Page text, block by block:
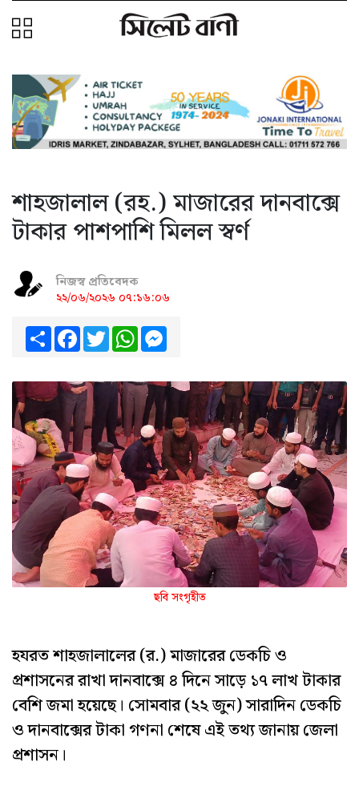
শাহজালাল (রহ.) মাজারের দানবাক্সে
টাকার পাশপাশি মিলল স্বর্ণ
নিজস্ব প্রতিবেদক
২২/০৬/২০২৬ ০৭:১৬:০৬
ShareFacebook
TwitterWhatsApp
ছবি সংগৃহীত
হযরত শাহজালালের (র.) মাজারের ডেকচি ও
প্রশাসনের রাখা দানবাক্সে ৪ দিনে সাড়ে ১৭ লাখ টাকার
বেশি জমা হয়েছে। সোমবার (২২ জুন) সারাদিন ডেকচি
ও দানবাক্সের টাকা গণনা শেষে এই তথ্য জানায় জেলা
প্রশাসন।